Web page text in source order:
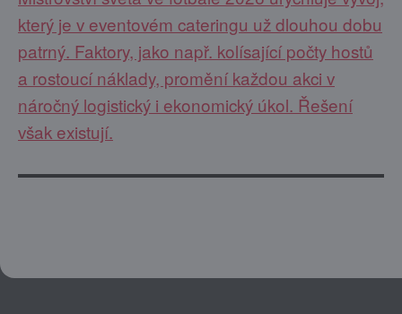
který je v eventovém cateringu už dlouhou dobu
patrný. Faktory, jako např. kolísající počty hostů
a rostoucí náklady, promění každou akci v
náročný logistický i ekonomický úkol. Řešení
však existují.